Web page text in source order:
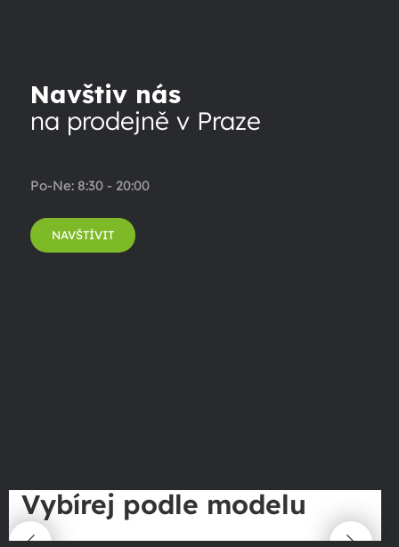
Navštiv nás
na prodejně v Praze
Po-Ne: 8:30 - 20:00
NAVŠTÍVIT
Vybírej podle modelu